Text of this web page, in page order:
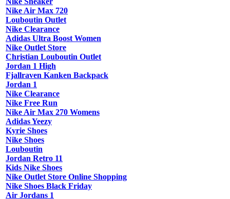
Nike Air Max 720
Louboutin Outlet
Nike Clearance
Adidas Ultra Boost Women
Nike Outlet Store
Christian Louboutin Outlet
Jordan 1 High
Fjallraven Kanken Backpack
Jordan 1
Nike Clearance
Nike Free Run
Nike Air Max 270 Womens
Adidas Yeezy
Kyrie Shoes
Nike Shoes
Louboutin
Jordan Retro 11
Kids Nike Shoes
Nike Outlet Store Online Shopping
Nike Shoes Black Friday
Air Jordans 1